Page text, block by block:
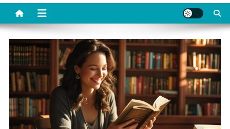
completas e conteúdos úteis para começar, evoluir e se destacar
como redator freelancer no mercado digital.